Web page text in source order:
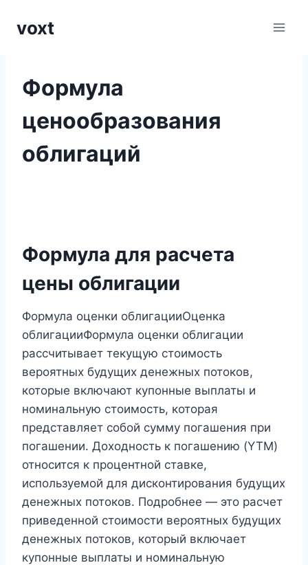
voxt
Формула
ценообразования
облигаций
Формула для расчета
цены облигации
Формула оценки облигацииОценка
облигацииФормула оценки облигации
рассчитывает текущую стоимость
вероятных будущих денежных потоков,
которые включают купонные выплаты и
номинальную стоимость, которая
представляет собой сумму погашения при
погашении. Доходность к погашению (YTM)
относится к процентной ставке,
используемой для дисконтирования будущих
денежных потоков. Подробнее — это расчет
приведенной стоимости вероятных будущих
денежных потоков, который включает
купонные выплаты и номинальную